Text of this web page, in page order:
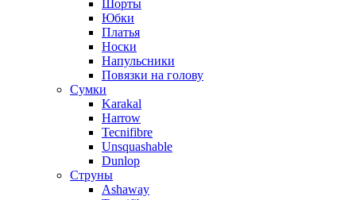
Шорты
Юбки
Платья
Носки
Напульсники
Повязки на голову
Сумки
Karakal
Harrow
Tecnifibre
Unsquashable
Dunlop
Струны
Ashaway